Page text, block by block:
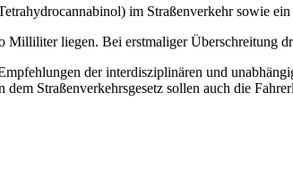
im Straßenverkehr sowie
liegen. Bei erstmaliger Überschreitung
der interdisziplinären und
Straßenverkehrsgesetz sollen auch die